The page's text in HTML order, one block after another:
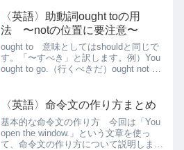
〈英語〉助動詞ought toの用
法 〜notの位置に要注意〜
ought to 意味としてはshouldと同じで
す。「〜すべき」と訳します。例）You
ought to go.（行くべきだ）ought not to
間に「n...
〈英語〉命令文の作り方まとめ
基本的な命令文の作り方 今回は「You
open the window.」という文章を使っ
て、命令文の作り方について説明しま